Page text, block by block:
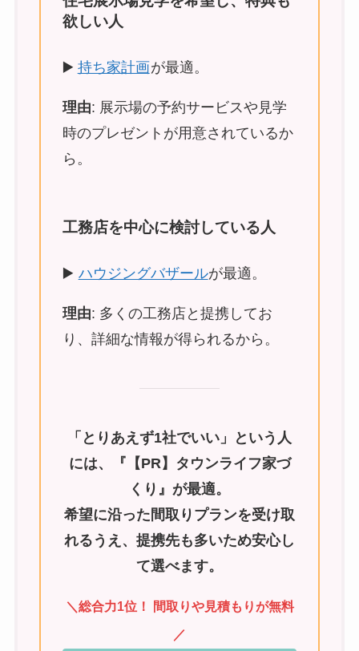
欲しい人
▶️ 持ち家計画が最適。
理由: 展示場の予約サービスや見学
時のプレゼントが用意されているか
ら。
工務店を中心に検討している人
▶️ ハウジングバザールが最適。
理由: 多くの工務店と提携してお
り、詳細な情報が得られるから。
「とりあえず1社でいい」という人
には、『【PR】タウンライフ家づ
くり』が最適。
希望に沿った間取りプランを受け取
れるうえ、提携先も多いため安心し
て選べます。
＼総合力1位！ 間取りや見積もりが無料
／